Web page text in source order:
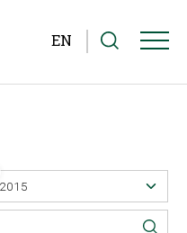
EN